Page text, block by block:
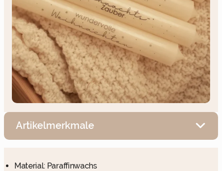
Artikelmerkmale
Material: Paraffinwachs